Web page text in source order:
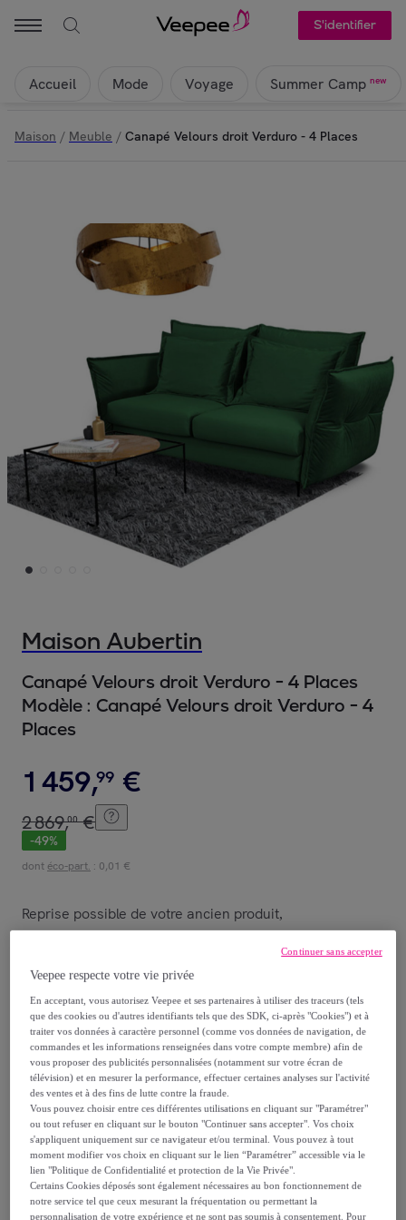
S'identifier
Accueil Mode Voyage Summer Camp new
Maison / Meuble / Canapé Velours droit Verduro - 4 Places
Maison Aubertin
Canapé Velours droit Verduro - 4 Places
Modèle : Canapé Velours droit Verduro - 4
Places
1 459,99 €
2869,00 €
-49%
dont éco-part. : 0,01 €
Reprise possible de votre ancien produit,
Beige Vert
Vendu parMAISON AUBERTIN
Veepee respecte votre vie privée
En acceptant, vous autorisez Veepee et ses partenaires à utiliser des traceurs (tels
que des cookies ou d'autres identifiants tels que des SDK, ci-après "Cookies") et à
traiter vos données à caractère personnel (comme vos données de navigation, de
commandes et les informations renseignées dans votre compte membre) afin de
vous proposer des publicités personnalisées (notamment sur votre écran de
télévision) et en mesurer la performance, effectuer certaines analyses sur l'activité
des ventes et à des fins de lutte contre la fraude.
Vous pouvez choisir entre ces différentes utilisations en cliquant sur "Paramétrer"
ou tout refuser en cliquant sur le bouton "Continuer sans accepter". Vos choix
s'appliquent uniquement sur ce navigateur et/ou terminal. Vous pouvez à tout
moment modifier vos choix en cliquant sur le lien “Paramétrer” accessible via le
lien "Politique de Confidentialité et protection de la Vie Privée".
Certains Cookies déposés sont également nécessaires au bon fonctionnement de
notre service tel que ceux mesurant la fréquentation ou permettant la
personnalisation de votre expérience et ne sont pas soumis à consentement. Pour
Continuer sans accepter